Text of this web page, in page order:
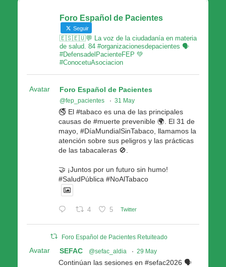
Foro Español de Pacientes
Seguir
🇪🇸🇪🇺💬 La voz de la ciudadanía en materia
de salud. 84 #organizacionesdepacientes 🗣
#DefensadelPacienteFEP 💚
#ConocetuAsociacion
Avatar Foro Español de Pacientes
@fep_pacientes · 31 May
🚭 El #tabaco es una de las principales
causas de #muerte prevenible 🌍. El 31 de
mayo, #DíaMundialSinTabaco, llamamos la
atención sobre sus peligros y las prácticas
de las tabacaleras 🚫.
🤝 ¡Juntos por un futuro sin humo!
#SaludPública #NoAlTabaco
4 5 Twitter
Foro Español de Pacientes Retuiteado
Avatar SEFAC @sefac_aldia · 29 May
Continúan las sesiones en #sefac2026 🗣️